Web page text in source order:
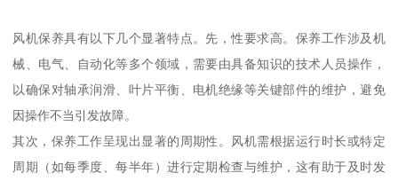
风机保养具有以下几个显著特点。先，性要求高。保养工作涉及机
械、电气、自动化等多个领域，需要由具备知识的技术人员操作，
以确保对轴承润滑、叶片平衡、电机绝缘等关键部件的维护，避免
因操作不当引发故障。
其次，保养工作呈现出显著的周期性。风机需根据运行时长或特定
周期（如每季度、每半年）进行定期检查与维护，这有助于及时发